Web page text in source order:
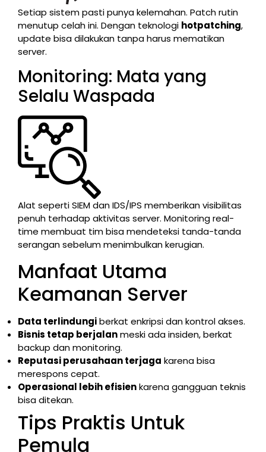
Setiap sistem pasti punya kelemahan. Patch rutin
menutup celah ini. Dengan teknologi hotpatching,
update bisa dilakukan tanpa harus mematikan
server.
Monitoring: Mata yang
Selalu Waspada
Alat seperti SIEM dan IDS/IPS memberikan visibilitas
penuh terhadap aktivitas server. Monitoring real-
time membuat tim bisa mendeteksi tanda-tanda
serangan sebelum menimbulkan kerugian.
Manfaat Utama
Keamanan Server
Data terlindungiberkat enkripsi dan kontrol akses.
Bisnis tetap berjalanmeski ada insiden, berkat
backup dan monitoring.
Reputasi perusahaan terjaga karena bisa
merespons cepat.
Operasional lebih efisienkarena gangguan teknis
bisa ditekan.
Tips Praktis Untuk
Pemula